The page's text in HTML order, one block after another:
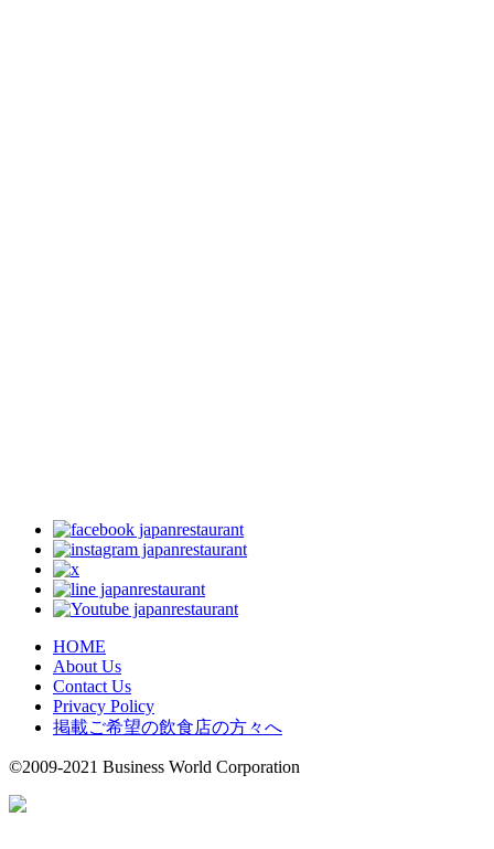
HOME
About Us
Contact Us
Privacy Policy
掲載ご希望の飲食店の方々へ
©2009-2021 Business World Corporation